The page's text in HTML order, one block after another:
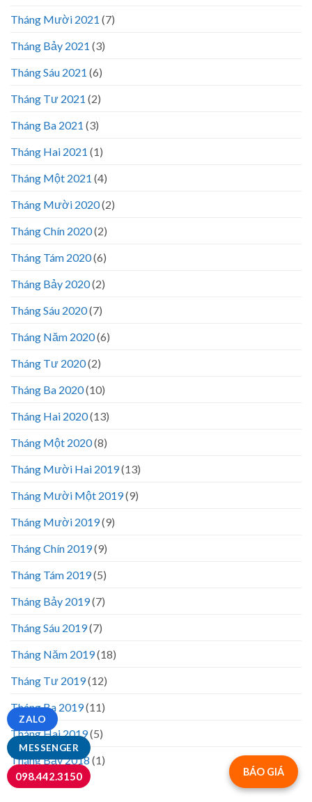
Tháng Mười 2021 (7)
Tháng Bảy 2021 (3)
Tháng Sáu 2021 (6)
Tháng Tư 2021 (2)
Tháng Ba 2021 (3)
Tháng Hai 2021 (1)
Tháng Một 2021 (4)
Tháng Mười 2020(2)
Tháng Chín 2020(2)
Tháng Tám 2020(6)
Tháng Bảy 2020(2)
Tháng Sáu 2020(7)
Tháng Năm 2020(6)
Tháng Tư 2020(2)
Tháng Ba 2020(10)
Tháng Hai 2020(13)
Tháng Một 2020(8)
Tháng Mười Hai 2019(13)
Tháng Mười Một 2019(9)
Tháng Mười 2019(9)
Tháng Chín 2019(9)
Tháng Tám 2019(5)
Tháng Bảy 2019(7)
Tháng Sáu 2019(7)
Tháng Năm 2019(18)
Tháng Tư 2019(12)
Tháng Ba 2019(11)
Tháng Hai 2019(5)
Tháng Bảy 2018 (1)
BÁO GIÁ
MESSENGER
ZALO
098.442.3150